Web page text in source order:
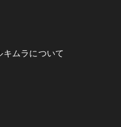
キムラについて